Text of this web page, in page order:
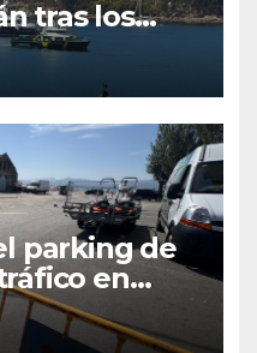
tras los
de
O Con
parking de
en